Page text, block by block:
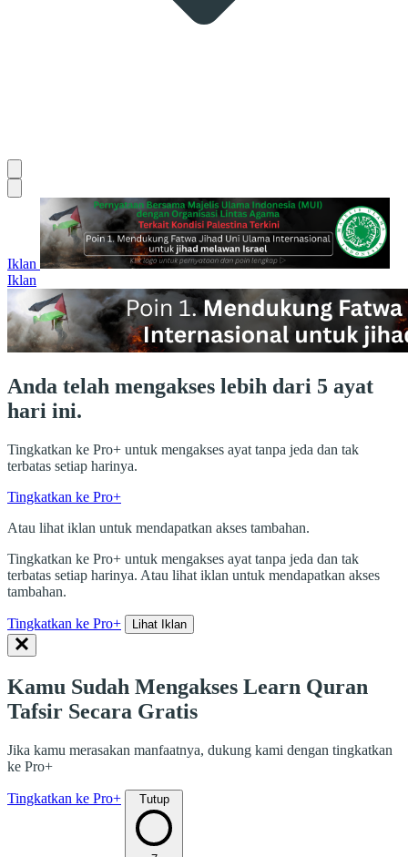
Iklan
Iklan
Anda telah mengakses lebih dari 5 ayat
hari ini.
Tingkatkan ke Pro+ untuk mengakses ayat tanpa jeda dan tak
terbatas setiap harinya.
Tingkatkan ke Pro+
Atau lihat iklan untuk mendapatkan akses tambahan.
Tingkatkan ke Pro+ untuk mengakses ayat tanpa jeda dan tak
terbatas setiap harinya. Atau lihat iklan untuk mendapatkan akses
tambahan.
Tingkatkan ke Pro+ Lihat Iklan
Kamu Sudah Mengakses Learn Quran
Tafsir Secara Gratis
Jika kamu merasakan manfaatnya, dukung kami dengan tingkatkan
ke Pro+
Tingkatkan ke Pro+ Tutup